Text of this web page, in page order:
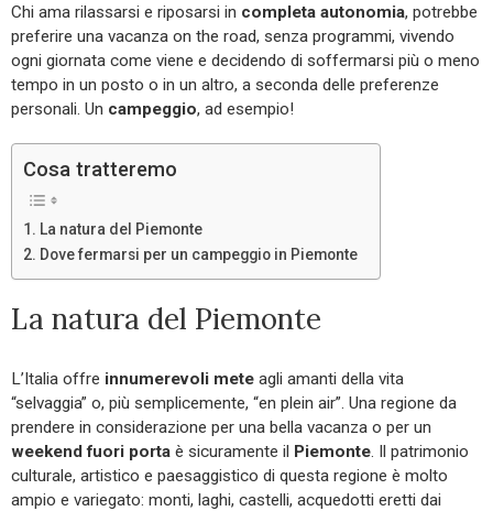
Chi ama rilassarsi e riposarsi in completa autonomia, potrebbe
preferire una vacanza on the road, senza programmi, vivendo
ogni giornata come viene e decidendo di soffermarsi più o meno
tempo in un posto o in un altro, a seconda delle preferenze
personali. Un campeggio, ad esempio!
Cosa tratteremo
La natura del Piemonte
Dove fermarsi per un campeggio in Piemonte
La natura del Piemonte
L’Italia offre innumerevoli mete agli amanti della vita
“selvaggia” o, più semplicemente, “en plein air”. Una regione da
prendere in considerazione per una bella vacanza o per un
weekend fuori porta è sicuramente il Piemonte. Il patrimonio
culturale, artistico e paesaggistico di questa regione è molto
ampio e variegato: monti, laghi, castelli, acquedotti eretti dai